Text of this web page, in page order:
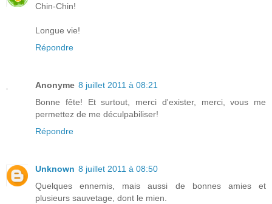
Chin-Chin!
Longue vie!
Répondre
Anonyme 8 juillet 2011 à 08:21
Bonne fête! Et surtout, merci d'exister, merci, vous me
permettez de me déculpabiliser!
Répondre
Unknown 8 juillet 2011 à 08:50
Quelques ennemis, mais aussi de bonnes amies et
plusieurs sauvetage, dont le mien.